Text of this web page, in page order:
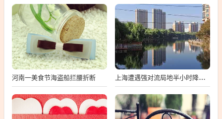
河南一美食节海盗船拦腰折断 上海遭遇强对流局地半小时降温13℃